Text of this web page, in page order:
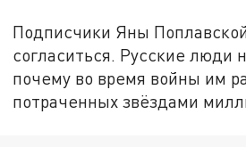
Подписчики Яны
согласиться. Русские люди
почему во время войны им
потраченных звёздами